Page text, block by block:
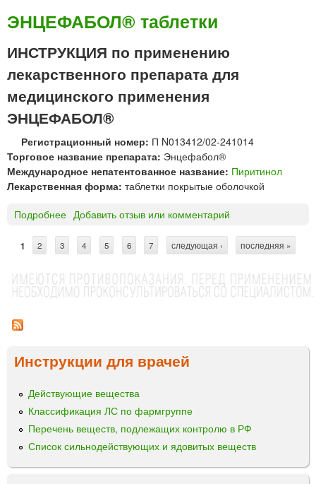
г
в
е
д
е
н
и
я
1
0
3
м
л
а
р
к
о
р
а
с
а
ы
в
н
и
я
«
Т
Е
А
И
К
»
р
т
и
о
л
ЭНЦЕФАБОЛ® таблетки
ИНСТРУКЦИЯ по применению
лекарственного препарата для
медицинского применения
ЭНЦЕФАБОЛ®
Регистрационный номер: П N013412/02-241014
Торговое название препарата: Энцефабол®
Международное непатентованное название: Пиритинол
Лекарственная форма: таблетки покрытые оболочкой
Подробнее
Ц
Е
Ф
®
а
б
е
т
к
Добавить отзыв или комментарий
т
а
и
ы
1 2 3 4 5 6 7 следующая › последняя »
Инструкции для врачей
Действующие вещества
Классификация ЛС по фармгруппе
Перечень веществ, подлежащих контролю в РФ
Список сильнодействующих и ядовитых веществ